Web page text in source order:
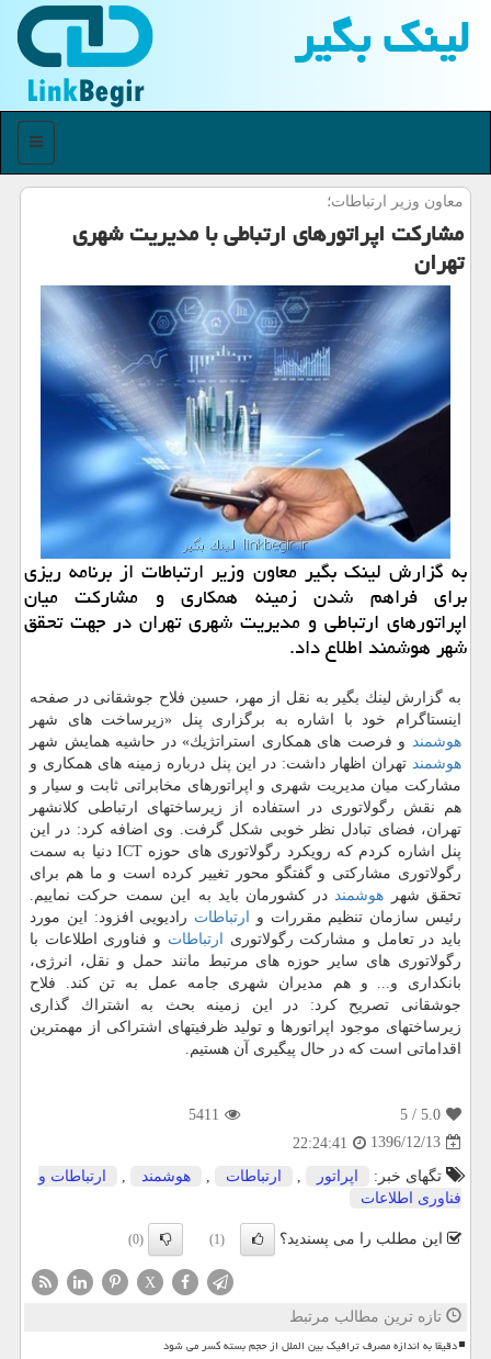
لینك بگیر
منو
معاون وزیر ارتباطات؛
مشاركت اپراتورهای ارتباطی با مدیریت شهری
تهران
به گزارش لینك بگیر معاون وزیر ارتباطات از برنامه ریزی
برای فراهم شدن زمینه همكاری و مشاركت میان
اپراتورهای ارتباطی و مدیریت شهری تهران در جهت تحقق
شهر هوشمند اطلاع داد.
به گزارش لینك بگیر به نقل از مهر، حسین فلاح جوشقانی در صفحه
اینستاگرام خود با اشاره به برگزاری پنل «زیرساخت های شهر
هوشمند و فرصت های همكاری استراتژیك» در حاشیه همایش شهر
هوشمند تهران اظهار داشت: در این پنل درباره زمینه های همكاری و
مشاركت میان مدیریت شهری و اپراتورهای مخابراتی ثابت و سیار و
هم نقش رگولاتوری در استفاده از زیرساختهای ارتباطی كلانشهر
تهران، فضای تبادل نظر خوبی شكل گرفت. وی اضافه كرد: در این
پنل اشاره كردم كه رویكرد رگولاتوری های حوزه ICT دنیا به سمت
رگولاتوری مشاركتی و گفتگو محور تغییر كرده است و ما هم برای
تحقق شهر هوشمنددر كشورمان باید به این سمت حركت نماییم.
رئیس سازمان تنظیم مقررات و
ارتباطات رادیویی افزود: این مورد
باید در تعامل و مشاركت رگولاتوری
ارتباطات و فناوری اطلاعات با
رگولاتوری های سایر حوزه های مرتبط مانند حمل و نقل، انرژی،
بانكداری و... و هم مدیران شهری جامه عمل به تن كند. فلاح
جوشقانی تصریح كرد: در این زمینه بحث به اشتراك گذاری
زیرساختهای موجود اپراتورها و تولید ظرفیتهای اشتراكی از مهمترین
اقداماتی است كه در حال پیگیری آن هستیم.
5.0
/ 5
5411
1396/12/13
22:24:41
تگهای خبر:
اپراتور , ارتباطات , هوشمند ,
ارتباطات و
فناوری اطلاعات
این مطلب را می پسندید؟ (1)
(0)
X
تازه ترین مطالب مرتبط
دقیقا به اندازه مصرف ترافیک بین الملل از حجم بسته کسر می شود